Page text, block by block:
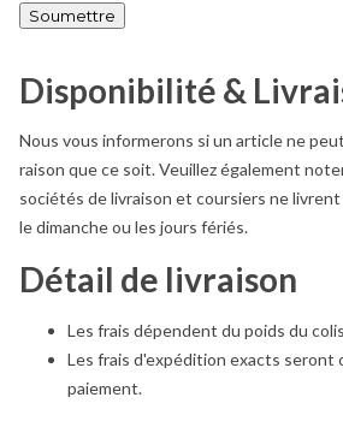
Disponibilité &
Nous vous informerons si un article ne
raison que ce soit. Veuillez également
sociétés de livraison et coursiers ne livrent
le dimanche ou les jours fériés.
Détail de livraison
Les frais dépendent du poids du
Les frais d'expédition exacts seront
paiement.